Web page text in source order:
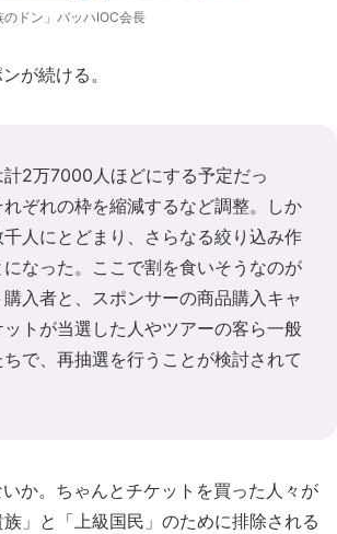
のドン」バッハIOC会長
が続ける。
計2万7000人ほどにする予定だっ
ぞれの枠を縮減するなど調整。しか
千人にとどまり、さらなる絞り込み作
なった。ここで割を食いそうなのが
入者と、スポンサーの商品購入キャ
トが当選した人やツアーの客ら一般
で、再抽選を行うことが検討されて
か。ちゃんとチケットを買った人々が
」と「上級国民」のために排除される